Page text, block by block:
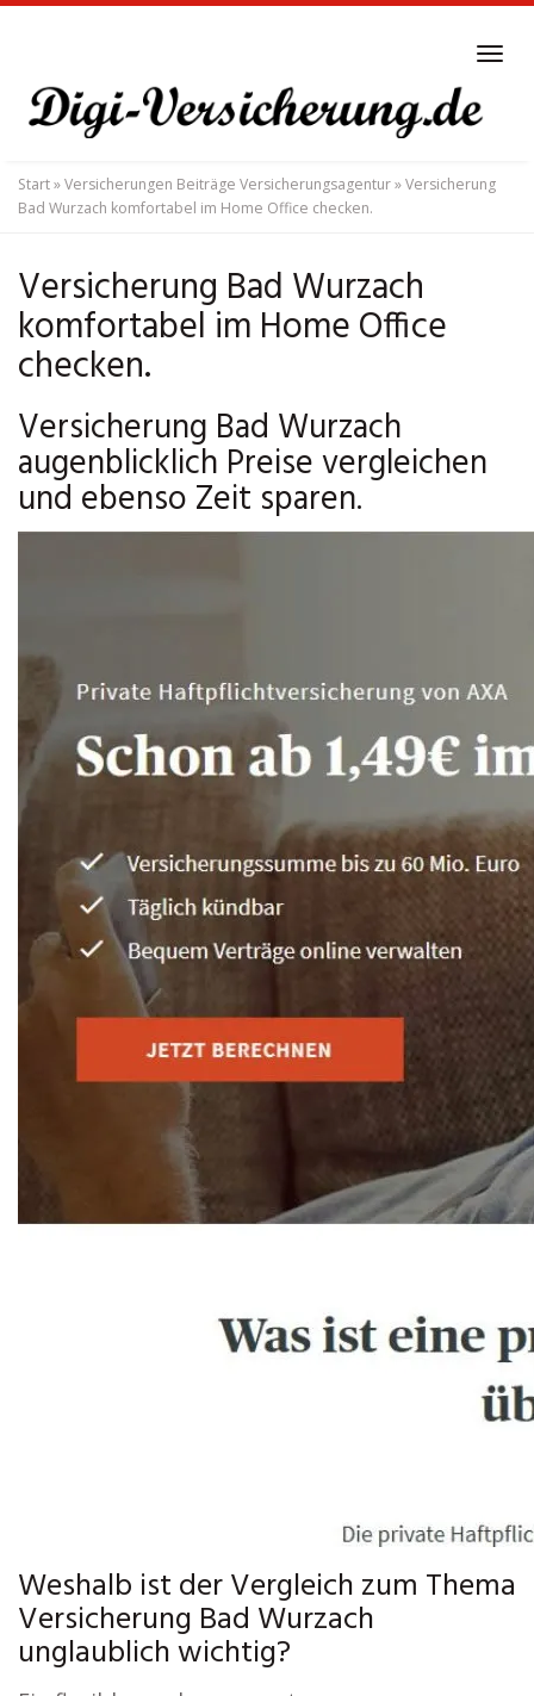
main
content
Start»Versicherungen Beiträge Versicherungsagentur»Versicherung
Bad Wurzach komfortabel im Home Office checken.
Versicherung Bad Wurzach
komfortabel im Home Office
checken.
Versicherung Bad Wurzach
augenblicklich Preise vergleichen
und ebenso Zeit sparen.
Weshalb ist der Vergleich zum Thema
Versicherung Bad Wurzach
unglaublich wichtig?